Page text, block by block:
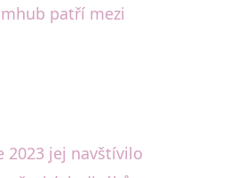
patří mezi
2023 jej navštívilo